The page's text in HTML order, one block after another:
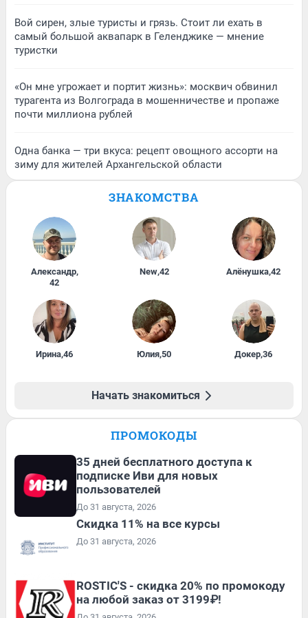
Вой сирен, злые туристы и грязь. Стоит ли ехать в
самый большой аквапарк в Геленджике — мнение
туристки
«Он мне угрожает и портит жизнь»: москвич обвинил
турагента из Волгограда в мошенничестве и пропаже
почти миллиона рублей
Одна банка — три вкуса: рецепт овощного ассорти на
зиму для жителей Архангельской области
ЗНАКОМСТВА
Александр,
42
New,42 Алёнушка,42
Ирина,46 Юлия,50 Докер,36
Начать знакомиться
ПРОМОКОДЫ
35 дней бесплатного доступа к
подписке Иви для новых
пользователей
До 31 августа, 2026
Скидка 11% на все курсы
До 31 августа, 2026
ROSTIC'S - скидка 20% по промокоду
на любой заказ от 3199₽!